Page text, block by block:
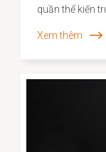
quần thể kiến
và năng lực
phương.
diện và xây
hóa phi vật
góp phần
lược bảo tồn
Xem thêm